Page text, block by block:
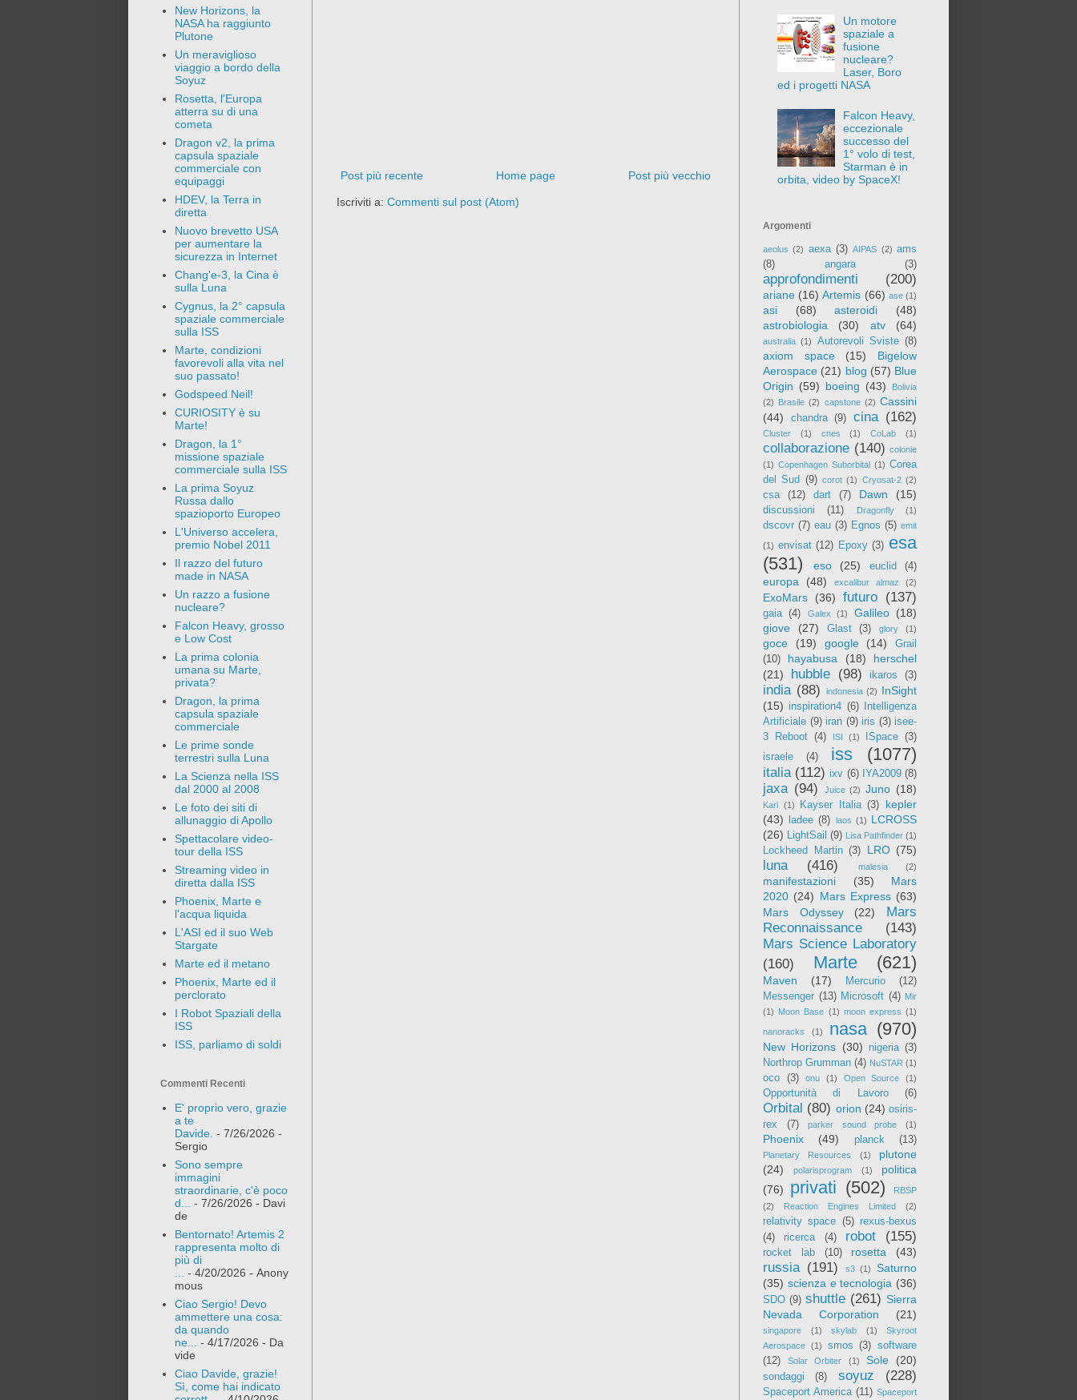
Post più recente Post più vecchio
Home page
Iscriviti a: Commenti sul post (Atom)
New Horizons, la
NASA ha raggiunto
Plutone
Un meraviglioso
viaggio a bordo della
Soyuz
Rosetta, l'Europa
atterra su di una
cometa
Dragon v2, la prima
capsula spaziale
commerciale con
equipaggi
HDEV, la Terra in
diretta
Nuovo brevetto USA
per aumentare la
sicurezza in Internet
Chang'e-3, la Cina è
sulla Luna
Cygnus, la 2° capsula
spaziale commerciale
sulla ISS
Marte, condizioni
favorevoli alla vita nel
suo passato!
Godspeed Neil!
CURIOSITY è su
Marte!
Dragon, la 1°
missione spaziale
commerciale sulla ISS
La prima Soyuz
Russa dallo
spazioporto Europeo
L'Universo accelera,
premio Nobel 2011
Il razzo del futuro
made in NASA
Un razzo a fusione
nucleare?
Falcon Heavy, grosso
e Low Cost
La prima colonia
umana su Marte,
privata?
Dragon, la prima
capsula spaziale
commerciale
Le prime sonde
terrestri sulla Luna
La Scienza nella ISS
dal 2000 al 2008
Le foto dei siti di
allunaggio di Apollo
Spettacolare video-
tour della ISS
Streaming video in
diretta dalla ISS
Phoenix, Marte e
l'acqua liquida
L'ASI ed il suo Web
Stargate
Marte ed il metano
Phoenix, Marte ed il
perclorato
I Robot Spaziali della
ISS
ISS, parliamo di soldi
Commenti Recenti
E' proprio vero, grazie
a te
Davide. - 7/26/2026 -
Sergio
Sono sempre
immagini
straordinarie, c'è poco
d... - 7/26/2026 - Davi
de
Bentornato! Artemis 2
rappresenta molto di
più di
... - 4/20/2026 - Anony
mous
Ciao Sergio! Devo
ammettere una cosa:
da quando
ne... - 4/17/2026 - Da
vide
Ciao Davide, grazie!
Sì, come hai indicato
Un motore
spaziale a
fusione
nucleare?
Laser, Boro
ed i progetti NASA
Falcon Heavy,
eccezionale
successo del
1° volo di test,
Starman è in
orbita, video by SpaceX!
Argomenti
aeolus (2) aexa (3) AIPAS (2) ams
(8)
angara (3)
approfondimenti (200)
ariane (16) Artemis (66) ase (1)
asi (68) asteroidi
(48)
astrobiologia
(30) atv (64)
australia (1) Autorevoli Sviste (8)
axiom space (15)
Bigelow
Aerospace (21) blog (57) Blue
Origin (59) boeing (43)
Bolivia
(2) Brasile (2) capstone (2) Cassini
(44)
chandra (9) cina (162)
Cluster (1) cnes (1) CoLab (1)
collaborazione (140) colonie
(1) Copenhagen Suborbital (1) Corea
del Sud (9) corot (1) Cryosat-2 (2)
csa (12) dart (7) Dawn (15)
discussioni (11) Dragonfly (1)
dscovr (7) eau (3) Egnos (5) emit
(1) envisat (12) Epoxy (3) esa
(531)
eso (25) euclid (4)
europa (48) excalibur almaz (2)
ExoMars (36) futuro (137)
gaia (4) Galex (1) Galileo (18)
giove
(27) Glast (3) glory (1)
goce (19) google (14)
Grail
(10)
hayabusa (18)
herschel
(21)
hubble (98) ikaros (3)
india (88) indonesia (2) InSight
(15) inspiration4 (6)
Intelligenza
Artificiale (9) iran (9) iris (3) isee-
3 Reboot (4) ISI (1) ISpace (3)
israele
(4) iss (1077)
italia (112) ixv (6) IYA2009 (8)
jaxa (94) Juice (2) Juno (18)
Kari (1) Kayser Italia (3)
kepler
(43)
ladee (8) laos (1) LCROSS
(26) LightSail (9) Lisa Pathfinder (1)
Lockheed Martin (3) LRO (75)
luna (416) malesia (2)
manifestazioni (35)
Mars
2020 (24) Mars Express (63)
Mars Odyssey
(22)
Mars
Reconnaissance
(143)
Mars Science Laboratory
(160)
Marte (621)
Maven (17) Mercurio
(12)
Messenger (13) Microsoft (4) Mir
(1) Moon Base (1) moon express (1)
nanoracks (1) nasa (970)
New Horizons (30) nigeria (3)
Northrop Grumman (4) NuSTAR (1)
oco (3) onu (1) Open Source (1)
Opportunità di Lavoro (6)
Orbital (80) orion (24) osiris-
rex
(7) parker sound probe (1)
Phoenix (49) planck (13)
Planetary Resources (1)
plutone
(24)
polarisprogram (1)
politica
(76)
privati (502)
RBSP
(2)
Reaction Engines Limited (2)
relativity space (5) rexus-bexus
(4)
ricerca (4) robot (155)
rocket lab (10) rosetta (43)
russia (191) s3 (1)
Saturno
(35) scienza e tecnologia (36)
SDO (9) shuttle (261) Sierra
Nevada Corporation
(21)
singapore (1) skylab (1)
Skyroot
Aerospace (1) smos (3) software
(12)
Solar Orbiter (1) Sole (20)
sondaggi (8) soyuz (228)
Spaceport America (11) Spaceport